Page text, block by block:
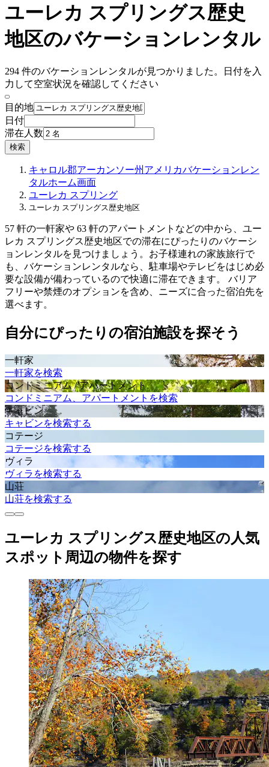
ユーレカ スプリングス歴史
地区のバケーションレンタル
294 件のバケーションレンタルが見つかりました。日付を入
力して空室状況を確認してください
目的地
日付
滞在人数
検索
キャロル郡アーカンソー州 アメリカバケーションレン
タルホーム画面
ユーレカ スプリング
ユーレカ スプリングス歴史地区
57 軒の一軒家や 63 軒のアパートメントなどの中から、ユー
レカ スプリングス歴史地区での滞在にぴったりのバケーシ
ョンレンタルを見つけましょう。お子様連れの家族旅行で
も、バケーションレンタルなら、駐車場やテレビをはじめ必
要な設備が備わっているので快適に滞在できます。 バリア
フリーや禁煙のオプションを含め、ニーズに合った宿泊先を
選べます。
自分にぴったりの宿泊施設を探そう
一軒家
一軒家を検索
コンドミニアム / アパートメント
コンドミニアム、アパートメントを検索
キャビン
キャビンを検索する
コテージ
コテージを検索する
ヴィラ
ヴィラを検索する
山荘
山荘を検索する
ユーレカ スプリングス歴史地区の人気
スポット周辺の物件を探す